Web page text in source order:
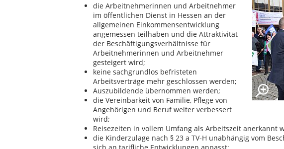
die Arbeitnehmerinnen und Arbeitnehmer
im öffentlichen Dienst in Hessen an der
allgemeinen Einkommensentwicklung
angemessen teilhaben und die Attraktivität
der Beschäftigungsverhältnisse für
Arbeitnehmerinnen und Arbeitnehmer
gesteigert wird;
keine sachgrundlos befristeten
Arbeitsverträge mehr geschlossen werden;
Auszubildende übernommen werden;
die Vereinbarkeit von Familie, Pflege von
Angehörigen und Beruf weiter verbessert
wird;
Reisezeiten in vollem Umfang als Arbeitszeit anerkannt
die Kinderzulage nach § 23 a TV-H unabhängig vom